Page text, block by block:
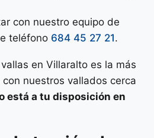
con nuestro equipo de
teléfono 684 45 27 21.
en Villaralto es la más
nuestros vallados cerca
está a tu disposición en